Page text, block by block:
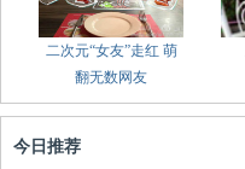
二次元“女友”走红 萌
翻无数网友
今日推荐